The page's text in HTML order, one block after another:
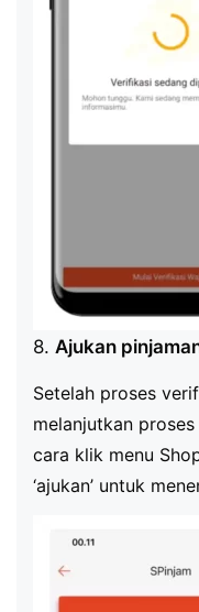
8. Ajukan
Setelah proses
melanjutkan
cara klik menu
‘ajukan’ untuk